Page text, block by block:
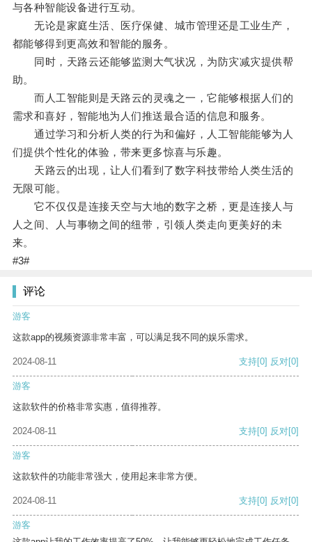
与各种智能设备进行互动。
无论是家庭生活、医疗保健、城市管理还是工业生产，
都能够得到更高效和智能的服务。
同时，天路云还能够监测大气状况，为防灾减灾提供帮
助。
而人工智能则是天路云的灵魂之一，它能够根据人们的
需求和喜好，智能地为人们推送最合适的信息和服务。
通过学习和分析人类的行为和偏好，人工智能能够为人
们提供个性化的体验，带来更多惊喜与乐趣。
天路云的出现，让人们看到了数字科技带给人类生活的
无限可能。
它不仅仅是连接天空与大地的数字之桥，更是连接人与
人之间、人与事物之间的纽带，引领人类走向更美好的未
来。
#3#
评论
游客
这款app的视频资源非常丰富，可以满足我不同的娱乐需求。
2024-08-11 支持[0] 反对[0]
游客
这款软件的价格非常实惠，值得推荐。
2024-08-11 支持[0] 反对[0]
游客
这款软件的功能非常强大，使用起来非常方便。
2024-08-11 支持[0] 反对[0]
游客